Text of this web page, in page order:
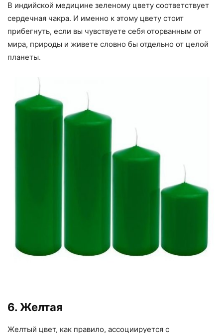
В индийской медицине зеленому цвету соответствует
сердечная чакра. И именно к этому цвету стоит
прибегнуть, если вы чувствуете себя оторванным от
мира, природы и живете словно бы отдельно от целой
планеты.
6. Желтая
Желтый цвет, как правило, ассоциируется с